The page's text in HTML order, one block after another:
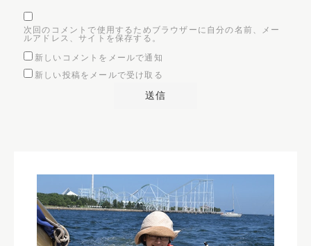
次回のコメントで使用するためブラウザーに自分の名前、メー
ルアドレス、サイトを保存する。
新しいコメントをメールで通知
新しい投稿をメールで受け取る